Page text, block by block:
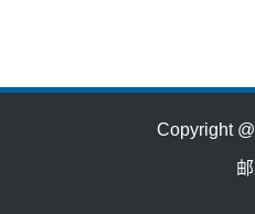
Copyright